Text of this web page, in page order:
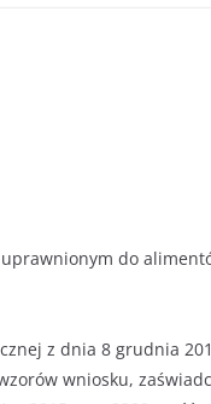
do
z dnia 8 grudnia
wniosku,